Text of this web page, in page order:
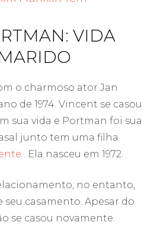
VIDA
o charmoso ator Jan
de 1974. Vincent se casou
sua vida e Portman foi sua
junto tem uma filha
. Ela nasceu em 1972.
no entanto,
casamento. Apesar do
se casou novamente.